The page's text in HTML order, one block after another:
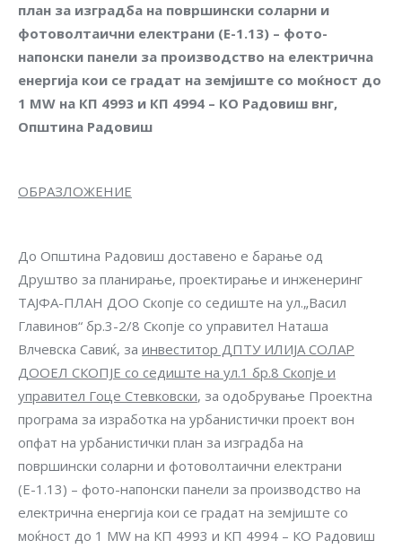
план за изградба на површински соларни и
фотоволтаични електрани (Е-1.13) – фото-
напонски панели за производство на електрична
енергија кои се градат на земјиште со моќност до
1 MW на КП 4993 и КП 4994 – КО Радовиш внг,
Општина Радовиш
ОБРАЗЛОЖЕНИЕ
До Општина Радовиш доставено е барање од
Друштво за планирање, проектирање и инженеринг
ТАЈФА-ПЛАН ДОО Скопје со седиште на ул.„Васил
Главинов“ бр.3-2/8 Скопје со управител Наташа
Влчевска Савиќ, за инвеститор ДПТУ ИЛИЈА СОЛАР
ДООЕЛ СКОПЈЕ со седиште на ул.1 бр.8 Скопје и
управител Гоце Стевковски, за одобрување Проектна
програма за изработка на урбанистички проект вон
опфат на урбанистички план за изградба на
површински соларни и фотоволтаични електрани
(Е-1.13) – фото-напонски панели за производство на
електрична енергија кои се градат на земјиште со
моќност до 1 MW на КП 4993 и КП 4994 – КО Радовиш